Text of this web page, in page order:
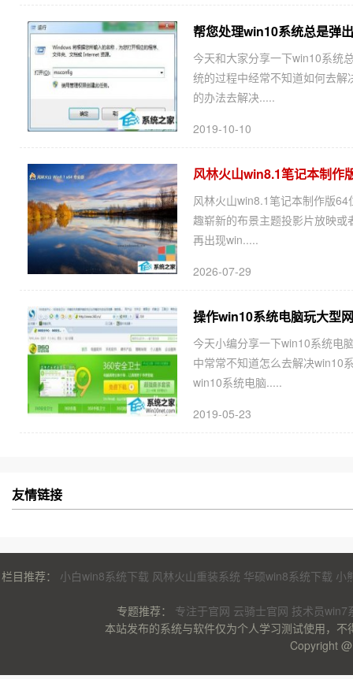
帮您处理win10系统总是弹
今天和大家分享一下win10系统
统的过程中经常不知道如何去
的办法去解决.....
2019-10-10
风林火山win8.1笔记本制作
风林火山win8.1笔记本制作版
趣崭新的布景主题投影片放映
再出现win.....
2026-07-29
操作win10系统电脑玩大型
今天小编分享一下win10系统电
中常常不知道怎么去解决win10
win10系统电脑.....
2019-05-23
友情链接
栏目推荐： 小白win8系统下载 风林火山重装系统 华硕win8系统下载 小
专题推荐： 专注于官网 云骑士官网 技术员win7
本站发布的系统与软件仅为个人学习测试使用，
Copyright